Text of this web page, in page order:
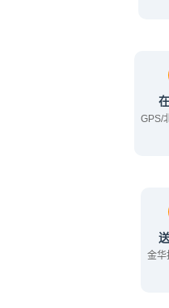
GPS/
金华